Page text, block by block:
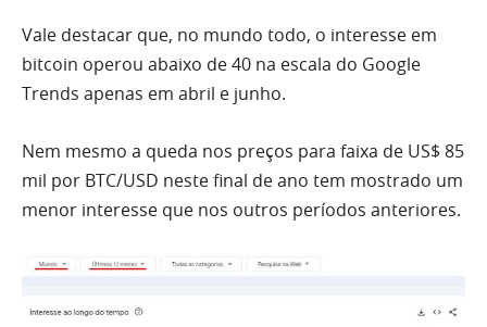
Vale destacar que, no mundo todo, o interesse em
bitcoin operou abaixo de 40 na escala do Google
Trends apenas em abril e junho.
Nem mesmo a queda nos preços para faixa de US$ 85
mil por BTC/USD neste final de ano tem mostrado um
menor interesse que nos outros períodos anteriores.